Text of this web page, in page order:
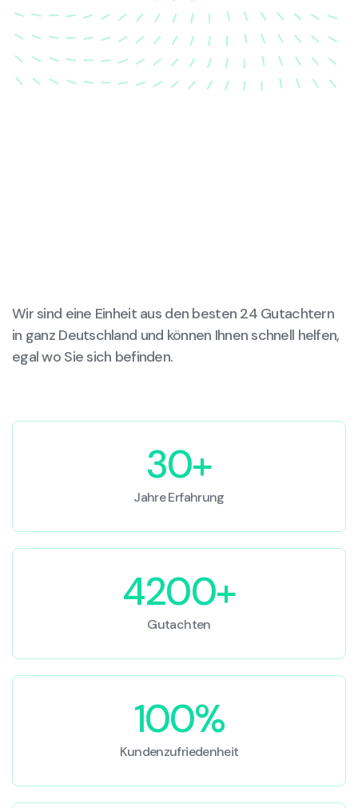
wieder in ihren ursprünglichen Zustand gebracht
wird.
Wir sind eine Einheit aus den besten 24 Gutachtern
in ganz Deutschland und können Ihnen schnell helfen,
egal wo Sie sich befinden.
30+
Jahre Erfahrung
4200+
Gutachten
100%
Kundenzufriedenheit